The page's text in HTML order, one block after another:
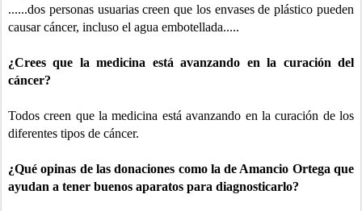
......dos personas usuarias creen que los envases de plástico pueden
causar cáncer, incluso el agua embotellada.....
¿Crees que la medicina está avanzando en la curación del
cáncer?
Todos creen que la medicina está avanzando en la curación de los
diferentes tipos de cáncer.
¿Qué opinas de las donaciones como la de Amancio Ortega que
ayudan a tener buenos aparatos para diagnosticarlo?